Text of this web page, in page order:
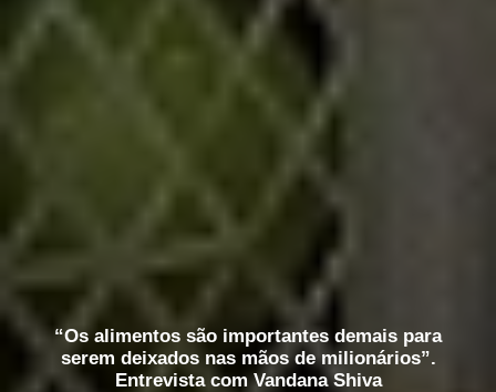
“Os alimentos são importantes demais para
serem deixados nas mãos de milionários”.
Entrevista com Vandana Shiva